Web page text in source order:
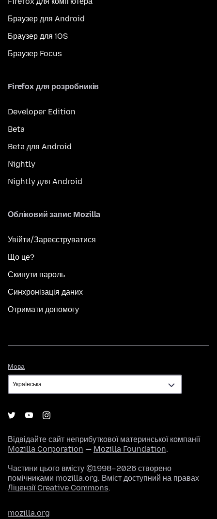
Браузер для Android
Браузер для iOS
Браузер Focus
Firefox для розробників
Developer Edition
Beta
Beta для Android
Nightly
Nightly для Android
Обліковий запис Mozilla
Увійти/Зареєструватися
Що це?
Скинути пароль
Синхронізація даних
Отримати допомогу
Мова
Відвідайте сайт неприбуткової материнської компанії
Mozilla Corporation — Mozilla Foundation.
Частини цього вмісту ©1998–2026 створено
помічниками mozilla.org. Вміст доступний на правах
Ліцензії Creative Commons.
mozilla.org